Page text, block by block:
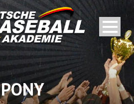
PONY